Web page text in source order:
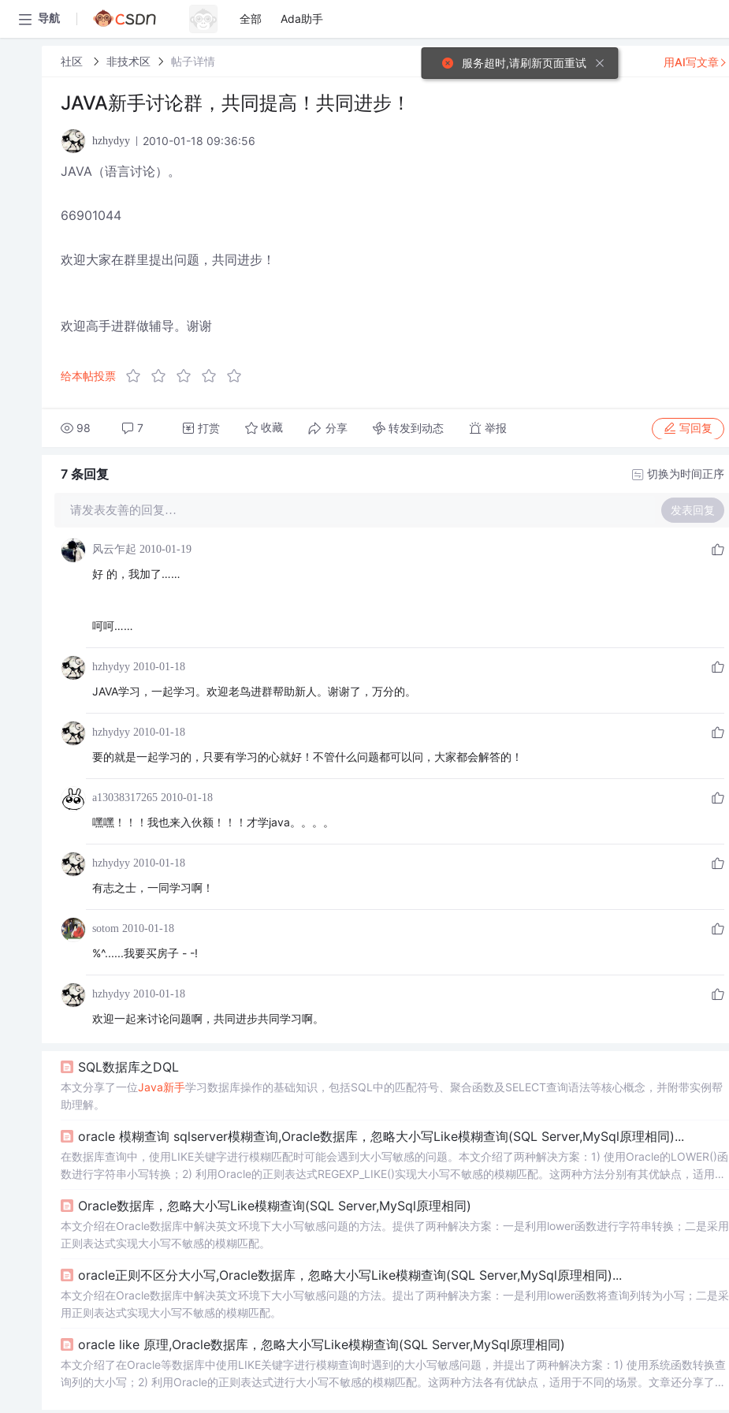
导航 全部 Ada助手
社区 非技术区 帖子详情
JAVA新手讨论群，共同提高！共同进步！
hzhydyy 2010-01-18 09:36:56
JAVA（语言讨论）。
66901044
欢迎大家在群里提出问题，共同进步！
欢迎高手进群做辅导。谢谢
给本帖投票
98 7 打赏 收藏 分享 转发到动态 举报 写回复
用AI写文章
7 条回复 切换为时间正序
请发表友善的回复… 发表回复
风云乍起 2010-01-19
好 的，我加了……
呵呵……
hzhydyy 2010-01-18
JAVA学习，一起学习。欢迎老鸟进群帮助新人。谢谢了，万分的。
hzhydyy 2010-01-18
要的就是一起学习的，只要有学习的心就好！不管什么问题都可以问，大家都会解答的！
a13038317265 2010-01-18
嘿嘿！！！我也来入伙额！！！才学java。。。。
hzhydyy 2010-01-18
有志之士，一同学习啊！
sotom 2010-01-18
%^......我要买房子 - -!
hzhydyy 2010-01-18
欢迎一起来讨论问题啊，共同进步共同学习啊。
SQL数据库之DQL
本文分享了一位Java新手学习数据库操作的基础知识，包括SQL中的匹配符号、聚合函数及SELECT查询语法等核心概念，并附带实例帮
助理解。
oracle 模糊查询 sqlserver模糊查询,Oracle数据库，忽略大小写Like模糊查询(SQL Server,MySql原理相同)...
在数据库查询中，使用LIKE关键字进行模糊匹配时可能会遇到大小写敏感的问题。本文介绍了两种解决方案：1) 使用Oracle的LOWER()函
数进行字符串小写转换；2) 利用Oracle的正则表达式REGEXP_LIKE()实现大小写不敏感的模糊匹配。这两种方法分别有其优缺点，适用不
Oracle数据库，忽略大小写Like模糊查询(SQL Server,MySql原理相同)
本文介绍在Oracle数据库中解决英文环境下大小写敏感问题的方法。提供了两种解决方案：一是利用lower函数进行字符串转换；二是采用
正则表达式实现大小写不敏感的模糊匹配。
oracle正则不区分大小写,Oracle数据库，忽略大小写Like模糊查询(SQL Server,MySql原理相同)...
本文介绍在Oracle数据库中解决英文环境下大小写敏感问题的方法。提出了两种解决方案：一是利用lower函数将查询列转为小写；二是采
用正则表达式实现大小写不敏感的模糊匹配。
oracle like 原理,Oracle数据库，忽略大小写Like模糊查询(SQL Server,MySql原理相同)
本文介绍了在Oracle等数据库中使用LIKE关键字进行模糊查询时遇到的大小写敏感问题，并提出了两种解决方案：1) 使用系统函数转换查
询列的大小写；2) 利用Oracle的正则表达式进行大小写不敏感的模糊匹配。这两种方法各有优缺点，适用于不同的场景。文章还分享了作
服务超时,请刷新页面重试